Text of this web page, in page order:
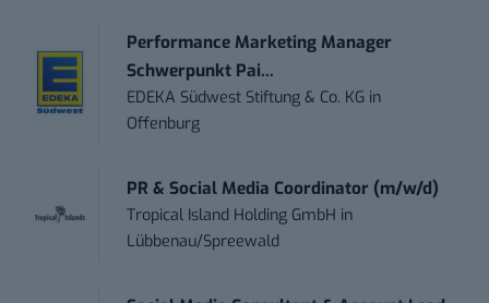
Performance Marketing Manager
Schwerpunkt Pai...
EDEKA Südwest Stiftung & Co. KG in
Offenburg
PR & Social Media Coordinator (m/w/d)
Tropical Island Holding GmbH in
Lübbenau/Spreewald